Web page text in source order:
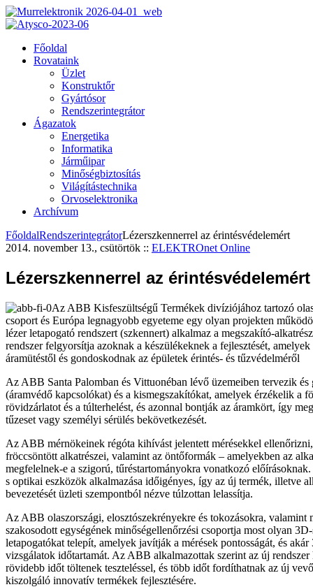
Főoldal
Rovataink
Üzlet
Konstruktőr
Gyártósor
Rendszerintegrátor
Ágazatok
Energetika
Informatika
Járműipar
Minőségbiztosítás
Világítástechnika
Orvoselektronika
Archívum
FőoldalRendszerintegrátorLézerszkennerrel az érintésvédelemért
2014. november 13., csütörtök :: ELEKTROnet Online
Lézerszkennerrel az érintésvédelemért
Az ABB Kisfeszültségű Termékek divíziójához tartozó
csoport és Európa legnagyobb egyeteme egy olyan projekten
lézer letapogató rendszert (szkennert) alkalmaz a megszakító-
rendszer felgyorsítja azoknak a készülékeknek a fejlesztését,
áramütéstől és gondoskodnak az épületek érintés- és tűzvédelméről
Az ABB Santa Palomban és Vittuonéban lévő üzemeiben tervezik
(áramvédő kapcsolókat) és a kismegszakítókat, amelyek érzékelik a
rövidzárlatot és a túlterhelést, és azonnal bontják az áramkört, így
tűzeset vagy személyi sérülés bekövetkezését.
Az ABB mérnökeinek régóta kihívást jelentett mérésekkel
fröccsöntött alkatrészei, valamint az öntőformák – amelyekben az
megfelelnek-e a szigorú, tűréstartományokra vonatkozó
s optikai eszközök alkalmazása időigényes, így az új termék, illetve
bevezetését üzleti szempontból nézve túlzottan lelassítja.
Az ABB olaszországi, elosztószekrényekre és tokozásokra, valamint
szakosodott egységének minőségellenőrzési csoportja most olyan 3D-
letapogatókat telepít, amelyek javítják a mérések pontosságát, és
vizsgálatok időtartamát. Az ABB alkalmazottak szerint az új rendszer
rövidebb időt töltenek teszteléssel, és több időt fordíthatnak az új
kiszolgáló innovatív termékek fejlesztésére.